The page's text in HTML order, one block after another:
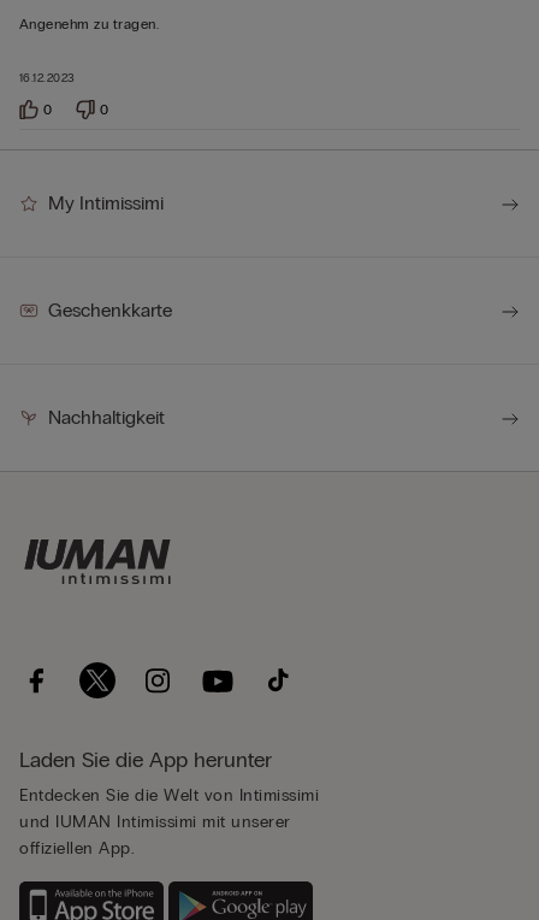
von
bewertet
16.12.2023
Angenehm zu tragen.
0 0
My Intimissimi
Geschenkkarte
Nachhaltigkeit
Laden Sie die App herunter
Entdecken Sie die Welt von Intimissimi
und IUMAN Intimissimi mit unserer
offiziellen App.